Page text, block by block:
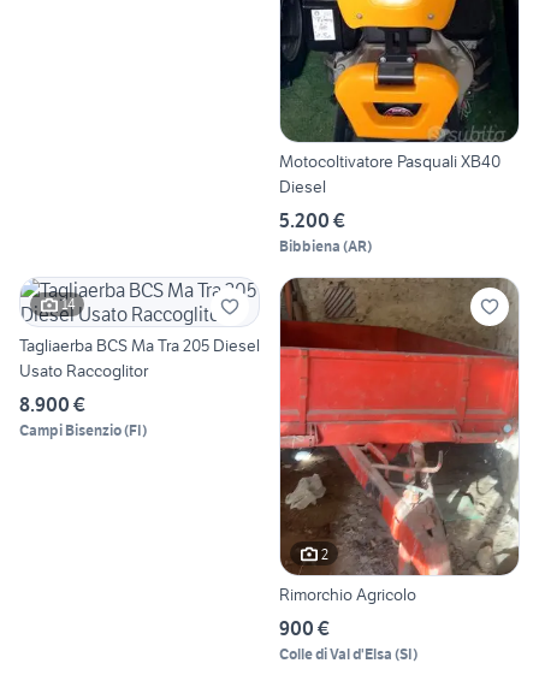
Motocoltivatore Pasquali XB40
Diesel
5.200 €
Bibbiena (AR)
14
Tagliaerba BCS Ma Tra 205 Diesel
Usato Raccoglitor
8.900 €
Campi Bisenzio(FI)
2
Rimorchio Agricolo
900 €
Colle di Val d'Elsa (SI)